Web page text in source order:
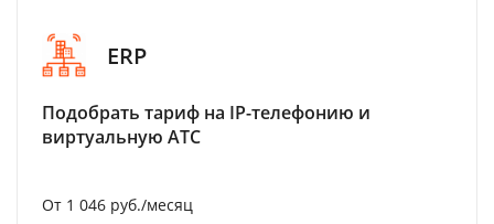
ERP
Подобрать тариф на IP-телефонию и
виртуальную АТС
От 1 046 руб./месяц